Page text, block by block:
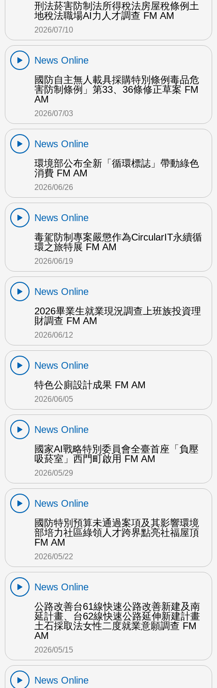
刑法菸害防制法所得稅法房屋稅條例土
地稅法職場AI力人才調查 FM AM
2026/07/10
News Online
國防自主無人載具採購特別條例毒品危
害防制條例」第33、36條修正草案 FM
AM
2026/07/03
News Online
環境部公布全新「循環標誌」帶動綠色
消費 FM AM
2026/06/26
News Online
毒駕防制專案嚴懲作為CircularIT永續循
環之旅特展 FM AM
2026/06/19
News Online
2026畢業生就業現況調查上班族投資理
財調查 FM AM
2026/06/12
News Online
特色公廁設計成果 FM AM
2026/06/05
News Online
國家AI戰略特別委員會全臺首座「負壓
吸菸室」西門町啟用 FM AM
2026/05/29
News Online
國防特別預算未通過案項及其影響環境
部培力社區綠領人才跨界點亮社福屋頂
FM AM
2026/05/22
News Online
公路改善台61線快速公路改善新建及南
延計畫、台62線快速公路延伸新建計畫
土石採取法女性二度就業意願調查 FM
AM
2026/05/15
News Online